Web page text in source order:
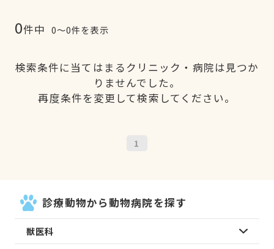
0件中 0〜0件を表示
検索条件に当てはまるクリニック・病院は見つか
りませんでした。
再度条件を変更して検索してください。
1
診療動物から動物病院を探す
獣医科